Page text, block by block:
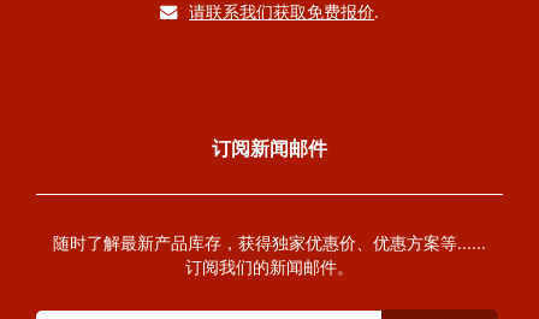
请联系我们获取免费报价.
订阅新闻邮件
随时了解最新产品库存，获得独家优惠价、优惠方案等......
订阅我们的新闻邮件。